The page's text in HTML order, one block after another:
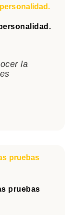
la
pruebas